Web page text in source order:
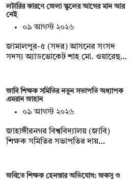
লটারির কারণে জেলা স্কুলের আগের মান আর
নেই
০৯ আগস্ট ২০২৬
জামালপুর-৫ (সদর) আসনের সংসদ
সদস্য অ্যাডভোকেট শাহ মো. ওয়ারেছ…
জাবি শিক্ষক সমিতির নতুন সভাপতি অধ্যাপক
এমরান জাহান
০৯ আগস্ট ২০২৬
জাহাঙ্গীরনগর বিশ্ববিদ্যালয় (জাবি)
শিক্ষক সমিতির সভাপতির দায়…
জবিতে শিক্ষক হেনস্তার অভিযোগ: জকসু ও